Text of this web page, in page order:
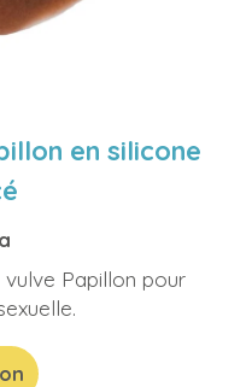
en silicone
Papillon pour